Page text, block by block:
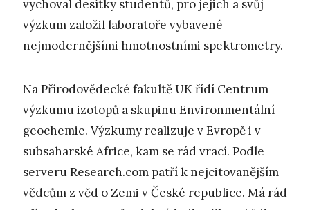
vychoval desítky studentů, pro jejich a svůj
výzkum založil laboratoře vybavené
nejmodernějšími hmotnostními spektrometry.
Na Přírodovědecké fakultě UK řídí Centrum
výzkumu izotopů a skupinu Environmentální
geochemie. Výzkumy realizuje v Evropě i v
subsaharské Africe, kam se rád vrací. Podle
serveru Research.com patří k nejcitovanějším
vědcům z věd o Zemi v České republice. Má rád